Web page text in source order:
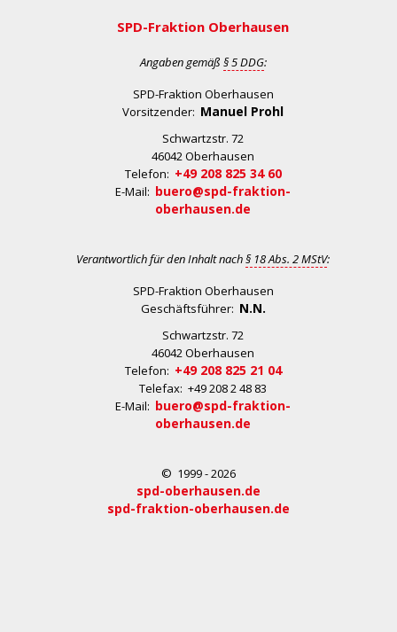
SPD-Fraktion Oberhausen
Angaben gemäß § 5 DDG:
SPD-Fraktion Oberhausen
Vorsitzender: Manuel Prohl
Schwartzstr. 72
46042 Oberhausen
Telefon: +49 208 825 34 60
E-Mail: buero@spd-fraktion-
oberhausen.de
Verantwortlich für den Inhalt nach§ 18 Abs. 2 MStV:
SPD-Fraktion Oberhausen
Geschäftsführer: N.N.
Schwartzstr. 72
46042 Oberhausen
Telefon: +49 208 825 21 04
Telefax: +49 208 2 48 83
E-Mail: buero@spd-fraktion-
oberhausen.de
© 1999 - 2026
spd-oberhausen.de
spd-fraktion-oberhausen.de